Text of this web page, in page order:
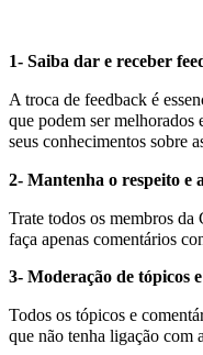
1- Saiba dar e receber
A troca de feedback é
que podem ser melhorados
seus conhecimentos sobre
2- Mantenha o respeito e
Trate todos os membros
faça apenas comentários
3- Moderação de tópicos
Todos os tópicos e
que não tenha ligação com